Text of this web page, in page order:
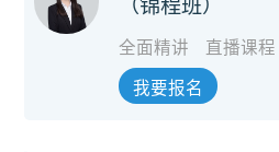
（锦程班）
全面精讲 直播课程
我要报名